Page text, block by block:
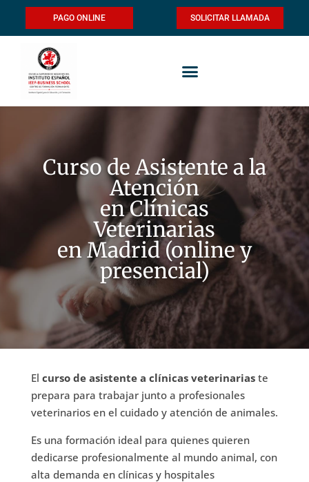
SOLICITAR LLAMADA
PAGO ONLINE
Curso de Asistente a la
Atención
en Clínicas
Veterinarias
en Madrid (online y
presencial)
El curso de asistente a clínicas veterinariaste
prepara para trabajar junto a profesionales
veterinarios en el cuidado y atención de animales.
Es una formación ideal para quienes quieren
dedicarse profesionalmente al mundo animal, con
alta demanda en clínicas y hospitales